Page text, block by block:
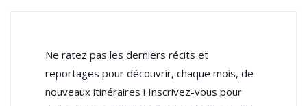
Ne ratez pas les derniers récits et
reportages pour découvrir, chaque mois, de
nouveaux itinéraires ! Inscrivez-vous pour